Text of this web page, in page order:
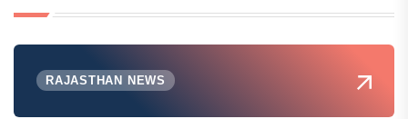
RAJASTHAN NEWS